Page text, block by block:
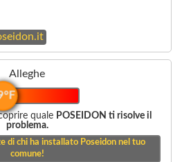
Alleghe
quale POSEIDON ti risolve il
problema.
di chi ha installato Poseidon nel tuo
comune!